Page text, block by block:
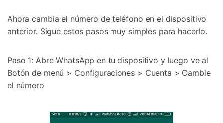
Ahora cambia el número de teléfono en el dispositivo
anterior. Sigue estos pasos muy simples para hacerlo.
Paso 1: Abre WhatsApp en tu dispositivo y luego ve al
Botón de menú > Configuraciones > Cuenta > Cambie
el número